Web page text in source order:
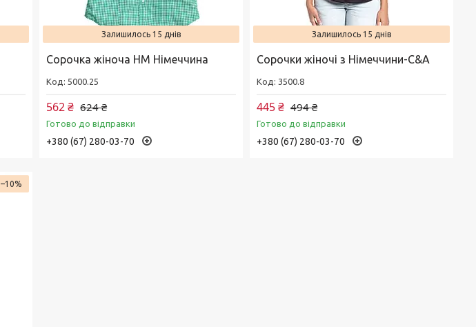
Залишилось 15 днів
Сорочка жіноча НМ Німеччина
5000.25
624 ₴
562 ₴
Готово до відправки
+380 (67) 280-03-70
Залишилось 15 днів
Сорочки жіночі з Німеччини-C&A
3500.8
494 ₴
445 ₴
Готово до відправки
+380 (67) 280-03-70
–10%